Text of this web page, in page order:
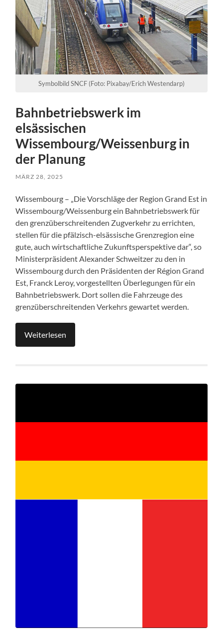
Symbolbild SNCF (Foto: Pixabay/Erich Westendarp)
Bahnbetriebswerk im
elsässischen
Wissembourg/Weissenburg in
der Planung
MÄRZ 28, 2025
Wissembourg – „Die Vorschläge der Region Grand Est in
Wissembourg/Weissenburg ein Bahnbetriebswerk für
den grenzüberschreitenden Zugverkehr zu errichten,
stellen für die pfälzisch-elsässische Grenzregion eine
gute, auch wirtschaftliche Zukunftsperspektive dar“, so
Ministerpräsident Alexander Schweitzer zu den in
Wissembourg durch den Präsidenten der Région Grand
Est, Franck Leroy, vorgestellten Überlegungen für ein
Bahnbetriebswerk. Dort sollen die Fahrzeuge des
grenzüberschreitenden Verkehrs gewartet werden.
Weiterlesen